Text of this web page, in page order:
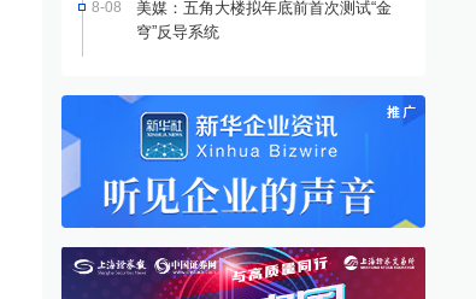
8-08
美媒：五角大楼拟年底前首次测试“金
穹”反导系统